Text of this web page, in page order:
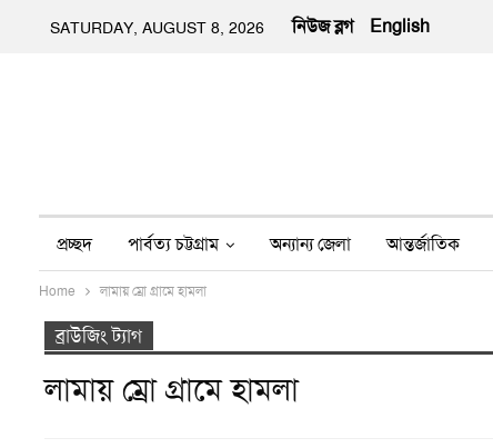
SATURDAY, AUGUST 8, 2026 নিউজ ব্লগ English
প্রচ্ছদ পার্বত্য চট্টগ্রাম অন্যান্য জেলা আন্তর্জাতিক
অন্য মিডিয়া ইতিহাস
Home লামায় ম্রো গ্রামে হামলা
ব্রাউজিং ট্যাগ
লামায় ম্রো গ্রামে হামলা